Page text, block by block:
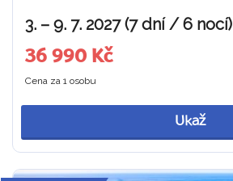
3. – 9. 7. 2027 (7 dní / 6 nocí)
36 990 Kč
Cena za 1 osobu
Ukaž